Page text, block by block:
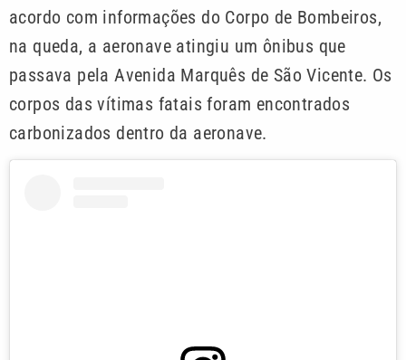
acordo com informações do Corpo de Bombeiros,
na queda, a aeronave atingiu um ônibus que
passava pela Avenida Marquês de São Vicente. Os
corpos das vítimas fatais foram encontrados
carbonizados dentro da aeronave.